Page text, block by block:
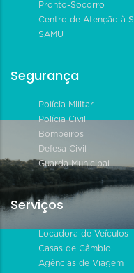
Pronto-Socorro
Centro de Atenção à
SAMU
Segurança
Polícia Militar
Polícia Civil
Bombeiros
Defesa Civil
Guarda Municipal
Serviços
Locadora de Veículos
Casas de Câmbio
Agências de Viagem